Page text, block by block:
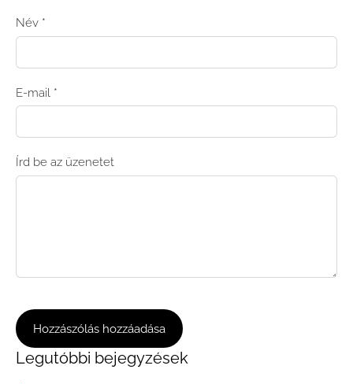
Legutóbbi bejegyzések
Név *
E-mail *
Írd be az üzenetet